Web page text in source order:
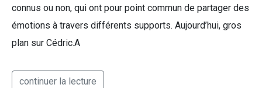
connus ou non, qui ont pour point commun de partager des
émotions à travers différents supports. Aujourd’hui, gros
plan sur Cédric.A
continuer la lecture